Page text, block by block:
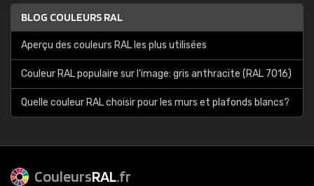
BLOG COULEURS RAL
Aperçu des couleurs RAL les plus utilisées
Couleur RAL populaire sur l'image: gris anthracite (RAL 7016)
Quelle couleur RAL choisir pour les murs et plafonds blancs?
CouleursRAL.fr